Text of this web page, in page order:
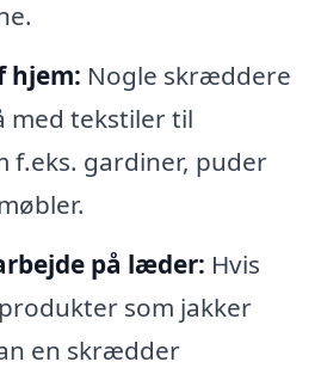
hjem: Nogle skræddere
med tekstiler til
f.eks. gardiner, puder
på læder: Hvis
som jakker
en skrædder